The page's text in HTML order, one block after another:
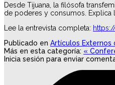
Desde Tijuana, la filósofa
de poderes y consumos. Explica
Lee la entrevista completa:
Publicado en Artículos Externos
Más en esta categoría: «
Inicia sesión para enviar